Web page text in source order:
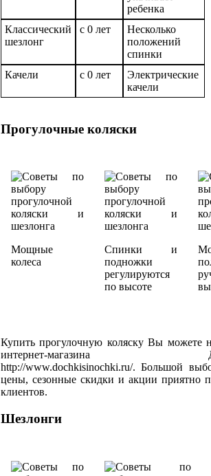
ребенка
Классический
шезлонг
с 0 лет
Несколько
положений
спинки
Качели
с 0 лет
Электрические
качели
Прогулочные коляски
Мощные
колеса
Спинки и
подножки
регулируются
по высоте
Купить прогулочную коляску Вы можете
интернет-магазина
http://www.dochkisinochki.ru/. Большой
цены, сезонные скидки и акции приятно
клиентов.
Шезлонги